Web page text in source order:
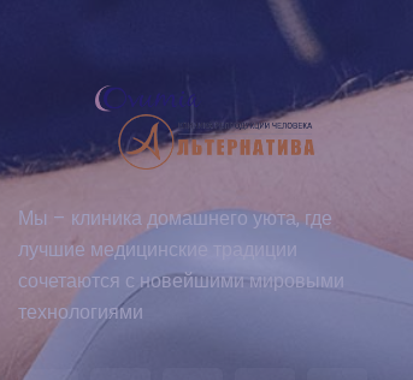
Мы – клиника домашнего уюта, где
лучшие медицинские традиции
сочетаются с новейшими мировыми
технологиями